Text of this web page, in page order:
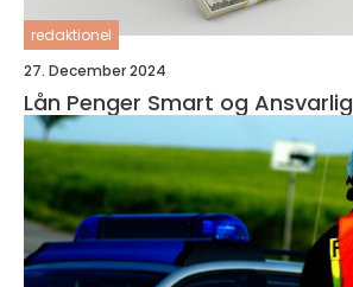
redaktionel
27. December 2024
Lån Penger Smart og Ansvarlig